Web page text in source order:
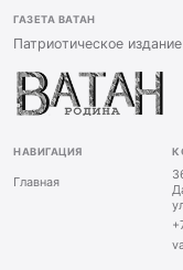
ГАЗЕТА ВАТАН
Патриотическое
НАВИГАЦИЯ
Главная